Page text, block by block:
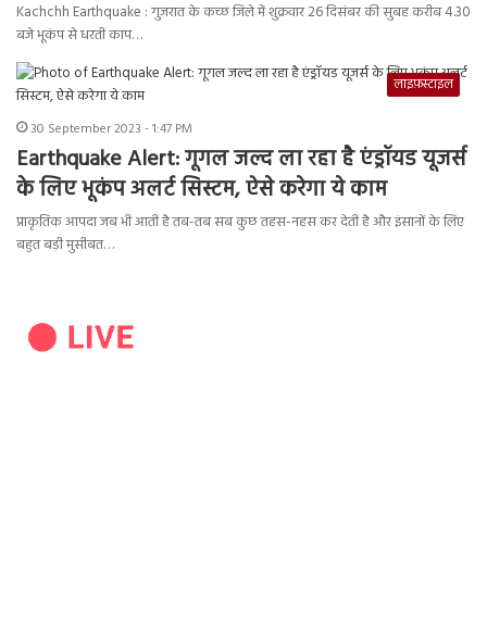
Kachchh Earthquake : गुजरात के कच्छ जिले में शुक्रवार 26 दिसंबर की सुबह करीब 4.30
बजे भूकंप से धरती काप…
लाइफ़स्टाइल
30 September 2023 - 1:47 PM
Earthquake Alert: गूगल जल्द ला रहा है एंड्रॉयड यूजर्स
के लिए भूकंप अलर्ट सिस्टम, ऐसे करेगा ये काम
प्राकृतिक आपदा जब भी आती है तब-तब सब कुछ तहस-नहस कर देती है और इंसानों के लिए
बहुत बड़ी मुसीबत…